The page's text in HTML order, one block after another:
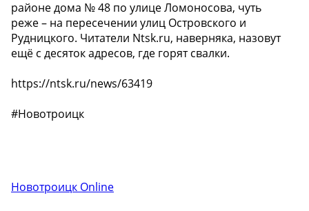
районе дома № 48 по улице Ломоносова, чуть
реже – на пересечении улиц Островского и
Рудницкого. Читатели Ntsk.ru, наверняка, назовут
ещё с десяток адресов, где горят свалки.
https://ntsk.ru/news/63419
#Новотроицк
Новотроицк Online